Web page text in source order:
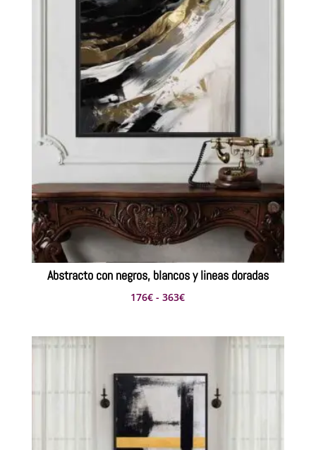
Abstracto con negros, blancos y lineas doradas
176€ - 363€Rango
precios:
176€
hasta
363€